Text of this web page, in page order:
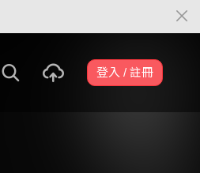
登入 / 註冊